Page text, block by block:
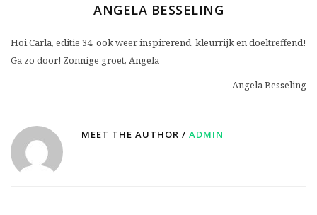
ANGELA BESSELING
Hoi Carla, editie 34, ook weer inspirerend, kleurrijk en doeltreffend!
Ga zo door! Zonnige groet, Angela
Angela Besseling
MEET THE AUTHOR / ADMIN